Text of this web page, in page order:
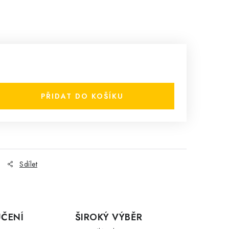
PŘIDAT DO KOŠÍKU
Sdílet
ŠIROKÝ VÝBĚR